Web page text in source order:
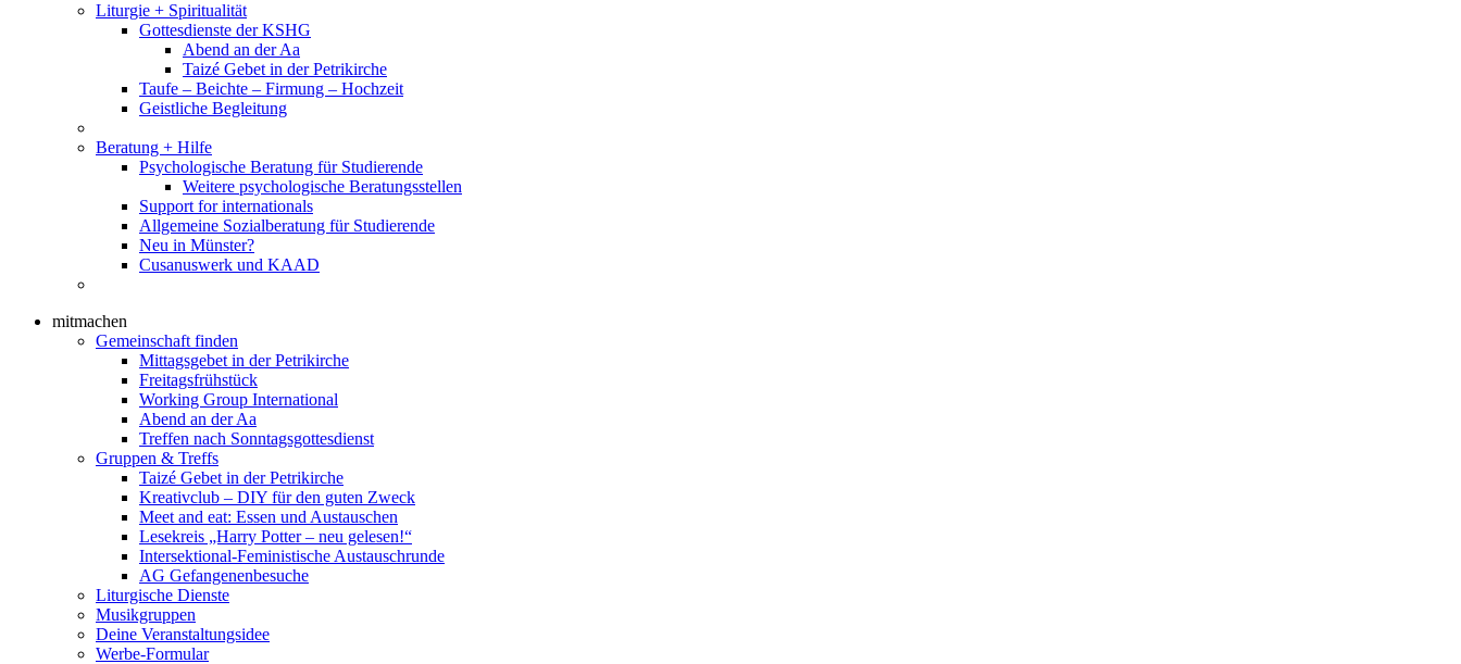
Liturgie + Spiritualität
Gottesdienste der KSHG
Abend an der Aa
Taizé Gebet in der Petrikirche
Taufe – Beichte – Firmung – Hochzeit
Geistliche Begleitung
Beratung + Hilfe
Psychologische Beratung für Studierende
Weitere psychologische Beratungsstellen
Support for internationals
Allgemeine Sozialberatung für Studierende
Neu in Münster?
Cusanuswerk und KAAD
mitmachen
Gemeinschaft finden
Mittagsgebet in der Petrikirche
Freitagsfrühstück
Working Group International
Abend an der Aa
Treffen nach Sonntagsgottesdienst
Gruppen & Treffs
Taizé Gebet in der Petrikirche
Kreativclub – DIY für den guten Zweck
Meet and eat: Essen und Austauschen
Lesekreis „Harry Potter – neu gelesen!“
Intersektional-Feministische Austauschrunde
AG Gefangenenbesuche
Liturgische Dienste
Musikgruppen
Deine Veranstaltungsidee
Werbe-Formular